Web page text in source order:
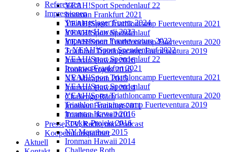
YEAH!Sport Spendenlauf 22
Ironman Frankfurt 2021
YEAH!Sport Triathloncamp Fuerteventura 2021
YEAH!Sport Spendenlauf
YEAH!Sport Triathloncamp Fuerteventura 2020
Triathlon Trainingscamp Fuerteventura 2019
Ironman Hawaii 2016
Rookie-Projekt 2016
NY Marathon 2015
Ironman Hawaii 2014
Challenge Roth
Ironman Frankfurt 2011
Triathlon Köln 2010
Presse, TV, Radio und Podcast
Kooperationspartner
Aktuell
Referenzen
Impressionen
Trainingslager Fuerte 2024
Ironman Hawaii 2023
Impressionen Fuerteventura 2022
3. YEAH!Sport Spendenlauf 2022
YEAH!Sport Spendenlauf 22
Ironman Frankfurt 2021
YEAH!Sport Triathloncamp Fuerteventura 2021
YEAH!Sport Spendenlauf
YEAH!Sport Triathloncamp Fuerteventura 2020
Triathlon Trainingscamp Fuerteventura 2019
Ironman Hawaii 2016
Rookie-Projekt 2016
NY Marathon 2015
Ironman Hawaii 2014
Challenge Roth